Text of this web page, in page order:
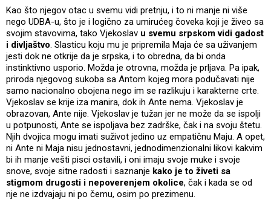
Kao što njegov otac u svemu vidi pretnju, i to ni manje ni više
nego UDBA-u, što je i logično za umirućeg čoveka koji je živeo sa
svojim stavovima, tako Vjekoslav u svemu srpskom vidi gadost
i divljaštvo. Slasticu koju mu je pripremila Maja će sa uživanjem
jesti dok ne otkrije da je srpska, i to obredna, da bi onda
instinktivno usporio. Možda je otrovna, možda je prljava. Pa ipak,
priroda njegovog sukoba sa Antom kojeg mora podučavati nije
samo nacionalno obojena nego im se razlikuju i karakterne crte.
Vjekoslav se krije iza manira, dok ih Ante nema. Vjekoslav je
obrazovan, Ante nije. Vjekoslav je tužan jer ne može da se ispolji
u potpunosti, Ante se ispoljava bez zadrške, čak i na svoju štetu.
Njih dvojica mogu imati suživot jedino uz empatičnu Maju. A opet,
ni Ante ni Maja nisu jednostavni, jednodimenzionalni likovi kakvim
bi ih manje vešti pisci ostavili, i oni imaju svoje muke i svoje
snove, svoje sitne radosti i saznanje kako je to živeti sa
stigmom drugosti i nepoverenjem okolice, čak i kada se od
nje ne izdvajaju ni po čemu, osim po prezimenu.